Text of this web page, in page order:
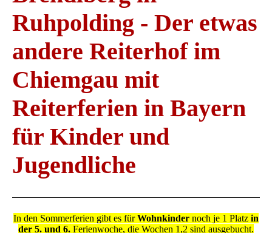
Ruhpolding - Der etwas
andere Reiterhof im
Chiemgau mit
Reiterferien in Bayern
für Kinder und
Jugendliche
In den Sommerferien gibt es fürWohnkinder noch je 1 Platz in
der 5. und 6. Ferienwoche, die Wochen 1,2 sind ausgebucht.